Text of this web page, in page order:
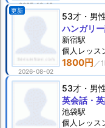
2025-10-19
更新
2026-08-02
53才 男
1800円
ハンガリ
新宿駅
個人 レッス
53才 男
英会話・
池袋駅
個人 レッス